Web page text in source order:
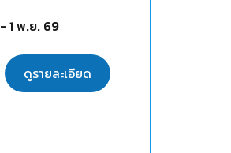
-1 พ.ย. 69
ดูรายละเอียด